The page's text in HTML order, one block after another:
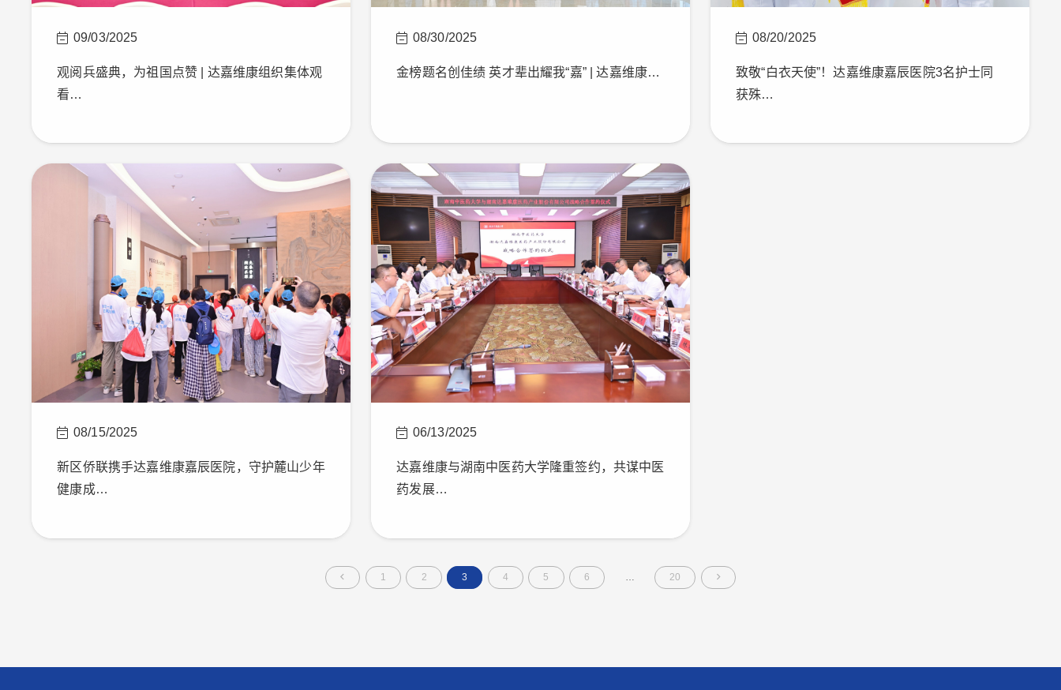
09/03/2025
观阅兵盛典，为祖国点赞 | 达嘉维康组织集体观
看…
08/30/2025
金榜题名创佳绩 英才辈出耀我“嘉” | 达嘉维康…
08/20/2025
致敬“白衣天使”！达嘉维康嘉辰医院3名护士同
获殊…
08/15/2025
新区侨联携手达嘉维康嘉辰医院，守护麓山少年
健康成…
06/13/2025
达嘉维康与湖南中医药大学隆重签约，共谋中医
药发展…
1 2 3 4 5 6 … 20